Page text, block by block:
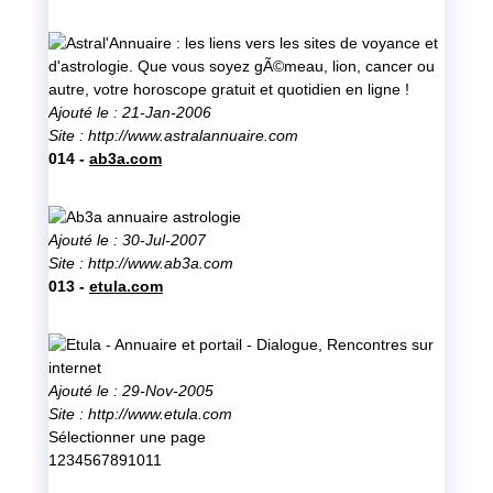
Ajouté le : 21-Jan-2006
Site : http://www.astralannuaire.com
014 - ab3a.com
Ajouté le : 30-Jul-2007
Site : http://www.ab3a.com
013 - etula.com
Ajouté le : 29-Nov-2005
Site : http://www.etula.com
Sélectionner une page
1 234567891011